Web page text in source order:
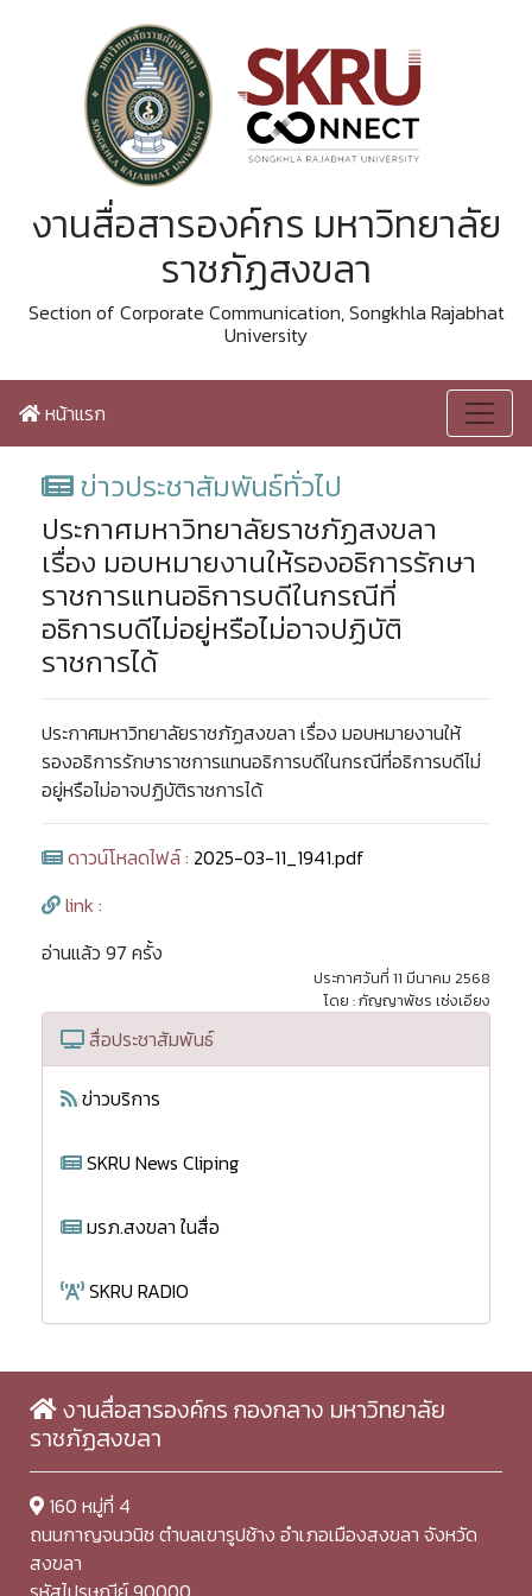
งานสื่อสารองค์กร มหาวิทยาลัย
ราชภัฏสงขลา
Section of Corporate Communication, Songkhla Rajabhat
University
หน้าแรก
ข่าวประชาสัมพันธ์ทั่วไป
ประกาศมหาวิทยาลัยราชภัฏสงขลา
เรื่อง มอบหมายงานให้รองอธิการรักษา
ราชการแทนอธิการบดีในกรณีที่
อธิการบดีไม่อยู่หรือไม่อาจปฏิบัติ
ราชการได้
ประกาศมหาวิทยาลัยราชภัฏสงขลา เรื่อง มอบหมายงานให้
รองอธิการรักษาราชการแทนอธิการบดีในกรณีที่อธิการบดีไม่
อยู่หรือไม่อาจปฏิบัติราชการได้
ดาวน์โหลดไฟล์ : 2025-03-11_1941.pdf
link :
อ่านแล้ว 97 ครั้ง
ประกาศวันที่ 11 มีนาคม 2568
โดย : กัญญาพัชร เซ่งเอียง
สื่อประชาสัมพันธ์
ข่าวบริการ
SKRU News Cliping
มรภ.สงขลา ในสื่อ
SKRU RADIO
งานสื่อสารองค์กร กองกลาง มหาวิทยาลัย
ราชภัฏสงขลา
160 หมู่ที่ 4
ถนนกาญจนวนิช ตำบลเขารูปช้าง อำเภอเมืองสงขลา จังหวัด
สงขลา